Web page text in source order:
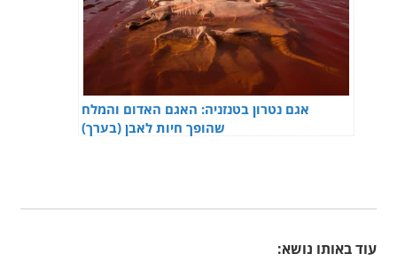
אגם נטרון בטנזניה: האגם האדום והמלח
שהופך חיות לאבן (בערך)
עוד באותו נושא: